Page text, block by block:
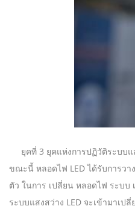
ยุคที่ 3 ยุคแห่งการปฏิวัติระบบแ
ขณะนี้ หลอดไฟ LED ได้รับการวา
ตัว ในการ เปลี่ยน หลอดไฟ ระบบ
ระบบแสงสว่าง LED จะเข้ามาเป